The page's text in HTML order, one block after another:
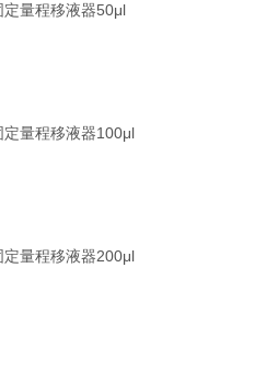
量程移液器50μl
量程移液器100μl
量程移液器200μl